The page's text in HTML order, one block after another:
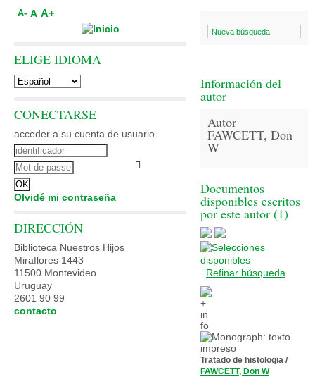
Nueva búsqueda
Información del
autor
Autor
FAWCETT, Don
W
Documentos
disponibles escritos
por este autor (1)
Refinar búsqueda
Tratado de histologia /
FAWCETT, Don W
A- A A+
ELIGE IDIOMA
CONECTARSE
acceder a su cuenta de usuario
Olvidé mi contraseña
DIRECCIÓN
Biblioteca Nuestros Hijos
Miraflores 1443
11500 Montevideo
Uruguay
2601 90 99
contacto